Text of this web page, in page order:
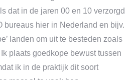
dat in de jaren 00 en 10 verzorgd
bureaus hier in Nederland en bijv.
landen om uit te besteden zoals
plaats goedkope bewust tussen
ik in de praktijk dit soort